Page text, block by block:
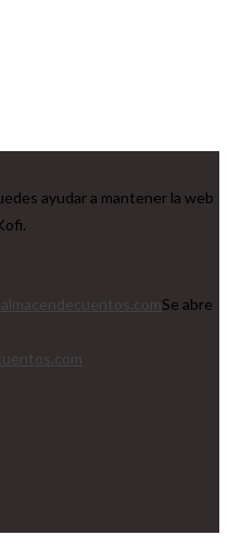
ayudar a mantener la web
Se abre